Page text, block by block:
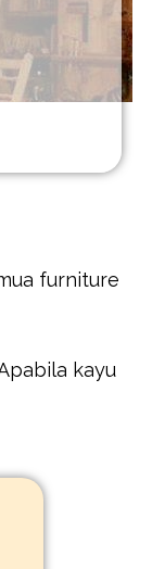
furniture
kayu